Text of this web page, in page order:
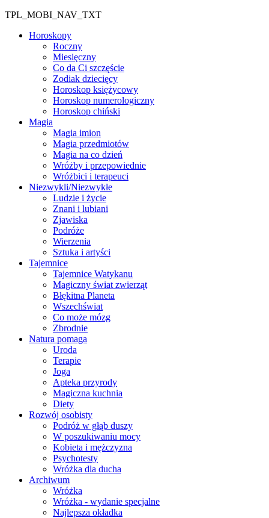
TPL_MOBI_NAV_TXT
Horoskopy
Roczny
Miesięczny
Co da Ci szczęście
Zodiak dziecięcy
Horoskop księżycowy
Horoskop numerologiczny
Horoskop chiński
Magia
Magia imion
Magia przedmiotów
Magia na co dzień
Wróżby i przepowiednie
Wróżbici i terapeuci
Niezwykli/Niezwykłe
Ludzie i życie
Znani i lubiani
Zjawiska
Podróże
Wierzenia
Sztuka i artyści
Tajemnice
Tajemnice Watykanu
Magiczny świat zwierząt
Błękitna Planeta
Wszechświat
Co może mózg
Zbrodnie
Natura pomaga
Uroda
Terapie
Joga
Apteka przyrody
Magiczna kuchnia
Diety
Rozwój osobisty
Podróż w głąb duszy
W poszukiwaniu mocy
Kobieta i mężczyzna
Psychotesty
Wróżka dla ducha
Archiwum
Wróżka
Wróżka - wydanie specjalne
Najlepsza okładka